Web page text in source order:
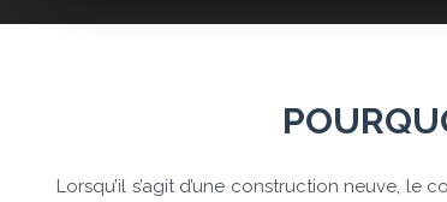
Lorsqu’il s’agit d’une construction neuve,